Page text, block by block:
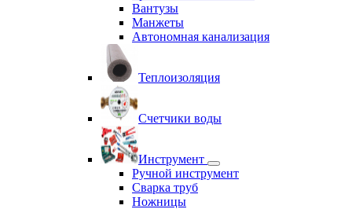
Вантузы
Манжеты
Автономная канализация
Теплоизоляция
Счетчики воды
Инструмент
Ручной инструмент
Сварка труб
Ножницы